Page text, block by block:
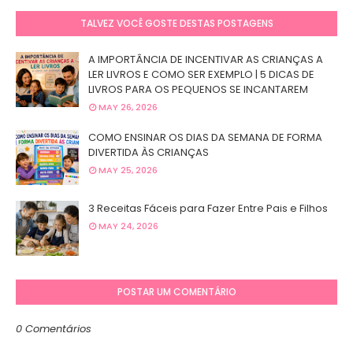
TALVEZ VOCÊ GOSTE DESTAS POSTAGENS
A IMPORTÂNCIA DE INCENTIVAR AS CRIANÇAS A
LER LIVROS E COMO SER EXEMPLO | 5 DICAS DE
LIVROS PARA OS PEQUENOS SE INCANTAREM
MAY 26, 2026
COMO ENSINAR OS DIAS DA SEMANA DE FORMA
DIVERTIDA ÀS CRIANÇAS
MAY 25, 2026
3 Receitas Fáceis para Fazer Entre Pais e Filhos
MAY 24, 2026
POSTAR UM COMENTÁRIO
0 Comentários